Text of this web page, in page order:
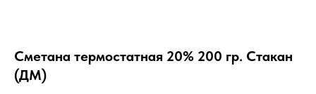
Сметана термостатная 20% 200 гр. Стакан
(ДМ)